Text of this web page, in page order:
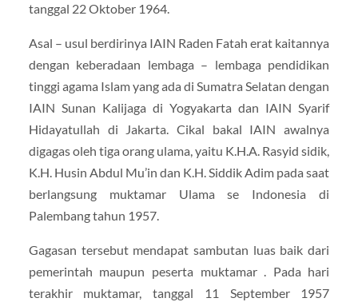
tanggal 22 Oktober 1964.
Asal – usul berdirinya IAIN Raden Fatah erat kaitannya
dengan keberadaan lembaga – lembaga pendidikan
tinggi agama Islam yang ada di Sumatra Selatan dengan
IAIN Sunan Kalijaga di Yogyakarta dan IAIN Syarif
Hidayatullah di Jakarta. Cikal bakal IAIN awalnya
digagas oleh tiga orang ulama, yaitu K.H.A. Rasyid sidik,
K.H. Husin Abdul Mu’in dan K.H. Siddik Adim pada saat
berlangsung muktamar Ulama se Indonesia di
Palembang tahun 1957.
Gagasan tersebut mendapat sambutan luas baik dari
pemerintah maupun peserta muktamar . Pada hari
terakhir muktamar, tanggal 11 September 1957